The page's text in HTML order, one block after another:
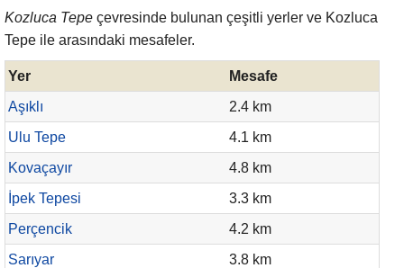
Kozluca Tepe çevresinde bulunan çeşitli yerler ve Kozluca
Tepe ile arasındaki mesafeler.
Yer
Mesafe
Aşıklı
2.4 km
Ulu Tepe
4.1 km
Kovaçayır
4.8 km
İpek Tepesi
3.3 km
Perçencik
4.2 km
Sarıyar
3.8 km